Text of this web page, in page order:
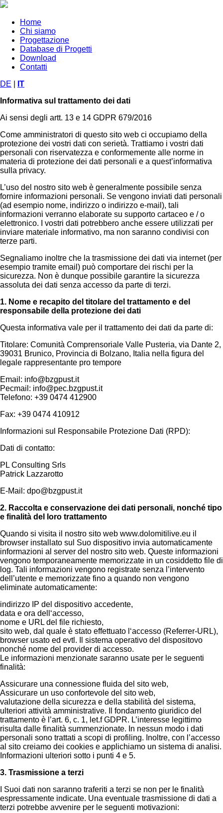
Home
Chi siamo
Progettazione
Database di Progetti
Download
Contatti
DE
IT
Informativa sul trattamento dei dati
Ai sensi degli artt. 13 e 14 GDPR 679/2016
Come amministratori di questo sito web ci occupiamo della
protezione dei vostri dati con serietà. Trattiamo i vostri dati
personali con riservatezza e conformemente alle norme in
materia di protezione dei dati personali e a quest’informativa
sulla privacy.
L’uso del nostro sito web è generalmente possibile senza
fornire informazioni personali. Se vengono inviati dati personali
(ad esempio nome, indirizzo o indirizzo e-mail), tali
informazioni verranno elaborate su supporto cartaceo e / o
elettronico. I vostri dati potrebbero anche essere utilizzati per
inviare materiale informativo, ma non saranno condivisi con
terze parti.
Segnaliamo inoltre che la trasmissione dei dati via internet (per
esempio tramite email) può comportare dei rischi per la
sicurezza. Non è dunque possibile garantire la sicurezza
assoluta dei dati senza accesso da parte di terzi.
1. Nome e recapito del titolare del trattamento e del
responsabile della protezione dei dati
Questa informativa vale per il trattamento dei dati da parte di:
Titolare: Comunità Comprensoriale Valle Pusteria, via Dante 2,
39031 Brunico, Provincia di Bolzano, Italia nella figura del
legale rappresentante pro tempore
Email: info@bzgpust.it
Pecmail: info@pec.bzgpust.it
Telefono: +39 0474 412900
Fax: +39 0474 410912
Informazioni sul Responsabile Protezione Dati (RPD):
Dati di contatto:
PL Consulting Srls
Patrick Lazzarotto
E-Mail: dpo@bzgpust.it
2. Raccolta e conservazione dei dati personali, nonché tipo
e finalità del loro trattamento
Quando si visita il nostro sito web www.dolomitilive.eu il
browser installato sul Suo dispositivo invia automaticamente
informazioni al server del nostro sito web. Queste informazioni
vengono temporaneamente memorizzate in un cosiddetto file di
log. Tali informazioni vengono registrate senza l’intervento
dell’utente e memorizzate fino a quando non vengono
eliminate automaticamente:
indirizzo IP del dispositivo accedente,
data e ora dell‘accesso,
nome e URL del file richiesto,
sito web, dal quale è stato effettuato l‘accesso (Referrer-URL),
browser usato ed evtl. Il sistema operativo del dispositovo
nonché nome del provider di accesso.
Le informazioni menzionate saranno usate per le seguenti
finalità:
Assicurare una connessione fluida del sito web,
Assicurare un uso confortevole del sito web,
valutazione della sicurezza e della stabilità del sistema,
ulteriori attività amministrative. Il fondamento giuridico del
trattamento è l’art. 6, c. 1, let.f GDPR. L’interesse legittimo
risulta dalle finalità summenzionate. In nessun modo i dati
personali sono trattati a scopi di profiling. Inoltre, con l’accesso
al sito creiamo dei cookies e applichiamo un sistema di analisi.
Informazioni ulteriori sotto i punti 4 e 5.
3. Trasmissione a terzi
I Suoi dati non saranno traferiti a terzi se non per le finalità
espressamente indicate. Una eventuale trasmissione di dati a
terzi potrebbe avvenire per le seguenti motivazioni: